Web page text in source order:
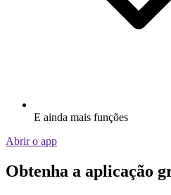
E ainda mais funções
Abrir o app
Obtenha a aplicação